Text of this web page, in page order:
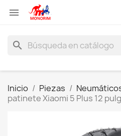

search
Inicio Piezas
patinete Xiaomi 5 Plus 12